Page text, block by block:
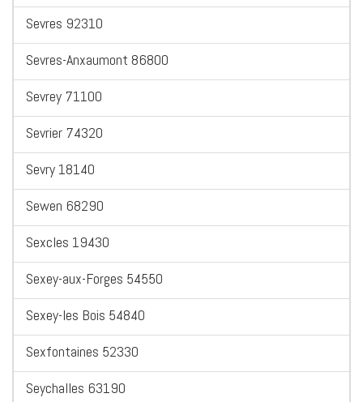
Sevres 92310
Sevres-Anxaumont 86800
Sevrey 71100
Sevrier 74320
Sevry 18140
Sewen 68290
Sexcles 19430
Sexey-aux-Forges 54550
Sexey-les Bois 54840
Sexfontaines 52330
Seychalles 63190